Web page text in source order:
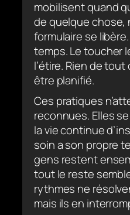
mobilisent quand
de quelque chose,
formulaire se
temps. Le toucher
l’étire. Rien de
être planifié.
Ces pratiques
reconnues. Elles
la vie continue
soin a son propre
gens restent
tout le reste
rythmes ne
mais ils en